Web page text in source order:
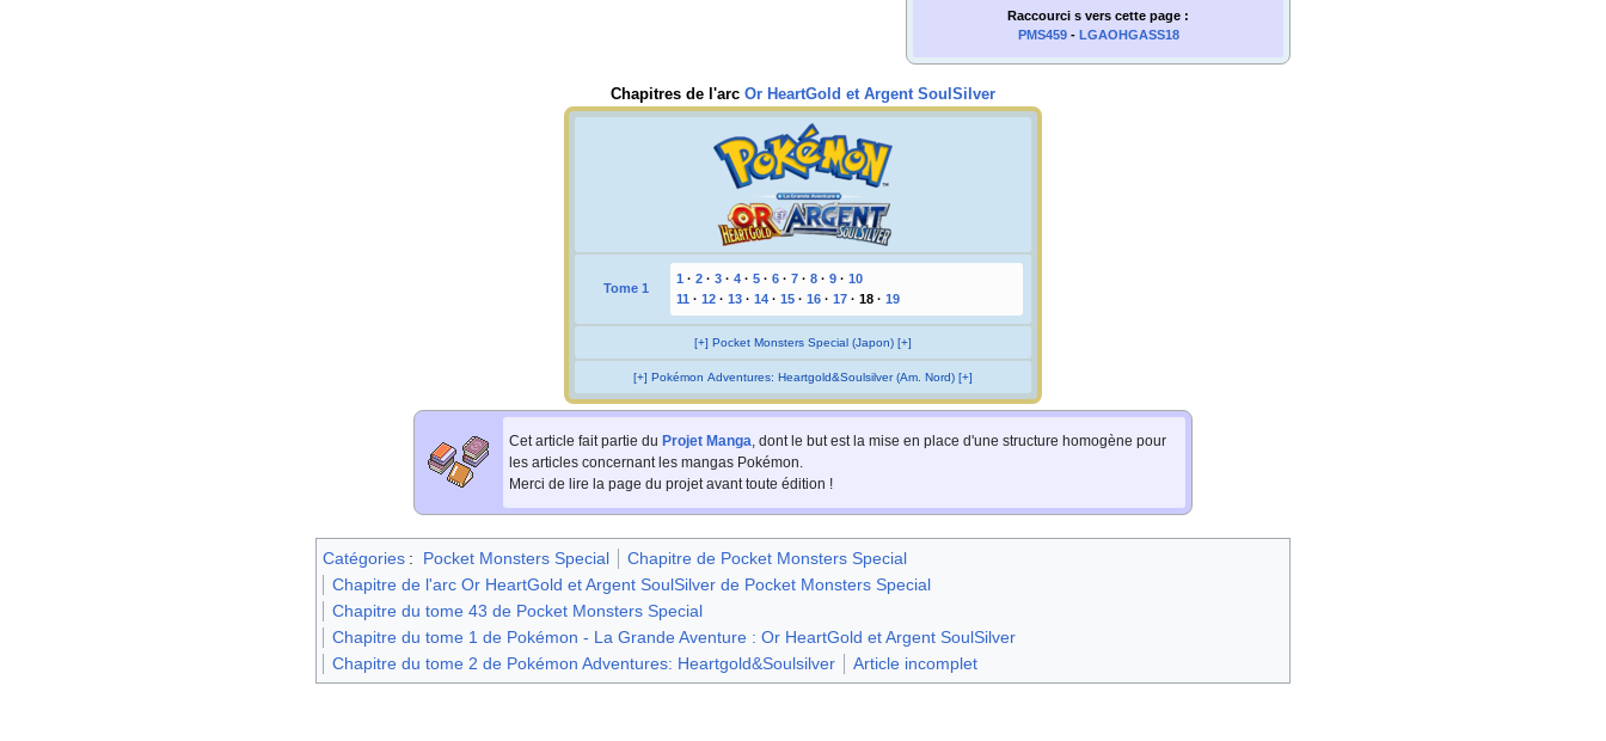
Raccourci s vers cette page :
PMS459- LGAOHGASS18
Chapitres de l'arc Or HeartGold et Argent SoulSilver
Tome 1
1 · 2 · 3 · 4 · 5 · 6 · 7 · 8 · 9 · 10
11 · 12 · 13 · 14 · 15 · 16 · 17 · 18 · 19
[+] Pocket Monsters Special (Japon) [+]
[+] Pokémon Adventures: Heartgold&Soulsilver (Am. Nord) [+]
Cet article fait partie du Projet Manga , dont le but est la mise en place d'une structure homogène pour
les articles concernant les mangas Pokémon.
Merci de lire la page du projet avant toute édition !
Catégories : Pocket Monsters Special
Chapitre de Pocket Monsters Special
Chapitre de l'arc Or HeartGold et Argent SoulSilver de Pocket Monsters Special
Chapitre du tome 43 de Pocket Monsters Special
Chapitre du tome 1 de Pokémon - La Grande Aventure : Or HeartGold et Argent SoulSilver
Chapitre du tome 2 de Pokémon Adventures: Heartgold&Soulsilver
Article incomplet